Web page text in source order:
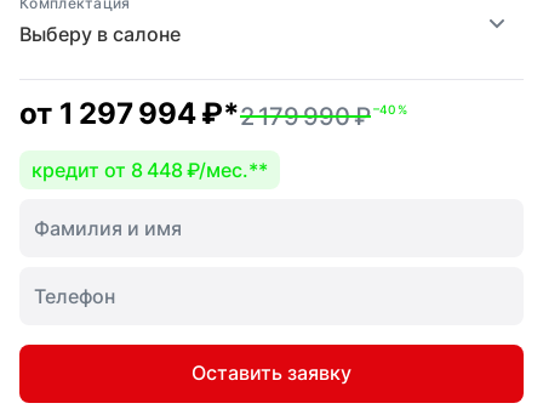
Выберу в салоне
от 1 297 994 ₽*2 179 990 ₽–40 %
кредит от 8 448 ₽/мес.**
Оставить заявку